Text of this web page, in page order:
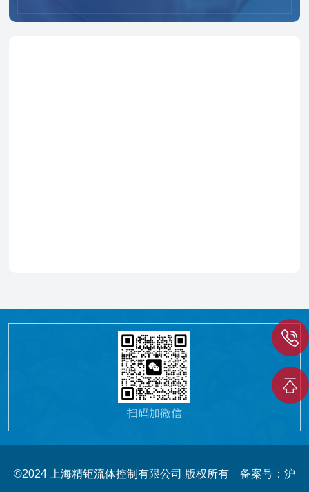
扫码加微信
©2024 上海精钜流体控制有限公司 版权所有 备案号：沪